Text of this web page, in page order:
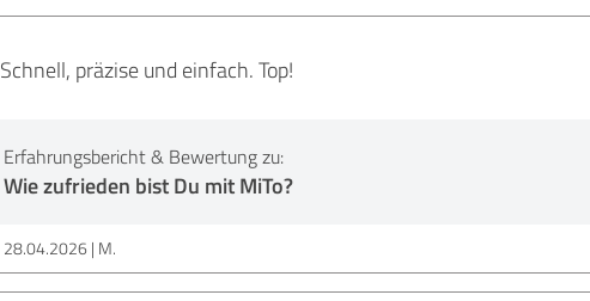
Schnell, präzise und einfach. Top!
Erfahrungsbericht & Bewertung zu:
Wie zufrieden bist Du mit MiTo?
28.04.2026 M.